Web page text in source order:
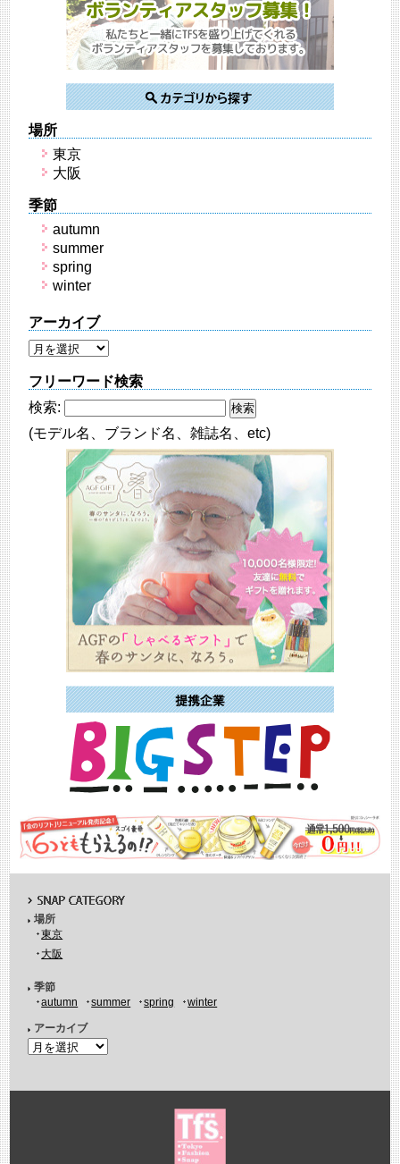
場所
東京
大阪
季節
autumn
summer
spring
winter
アーカイブ
フリーワード検索
検索:
(モデル名、ブランド名、雑誌名、etc)
場所
東京
大阪
季節
autumn
summer spring winter
アーカイブ